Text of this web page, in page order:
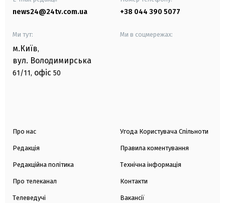
news24@24tv.com.ua +38 044 390 5077
Ми тут:
м.Київ,
вул. Володимирська
61/11, офіс 50
Ми в соцмережах:
Про нас
Редакція
Редакційна політика
Про телеканал
Телеведучі
Угода Користувача Спільноти
Правила коментування
Технічна інформація
Контакти
Вакансії